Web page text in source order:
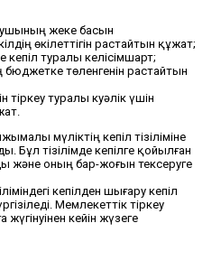
жеке басын
өкілеттігін растайтын құжат;
кепіл туралы келісімшарт;
төленгенін растайтын
туралы куәлік үшін
мүліктің кепіл тізіліміне
Бұл тізілімде кепілге қойылған
және оның бар-жоғын тексеруге
кепілден шығару кепіл
Мемлекеттік тіркеу
жүгінуінен кейін жүзеге